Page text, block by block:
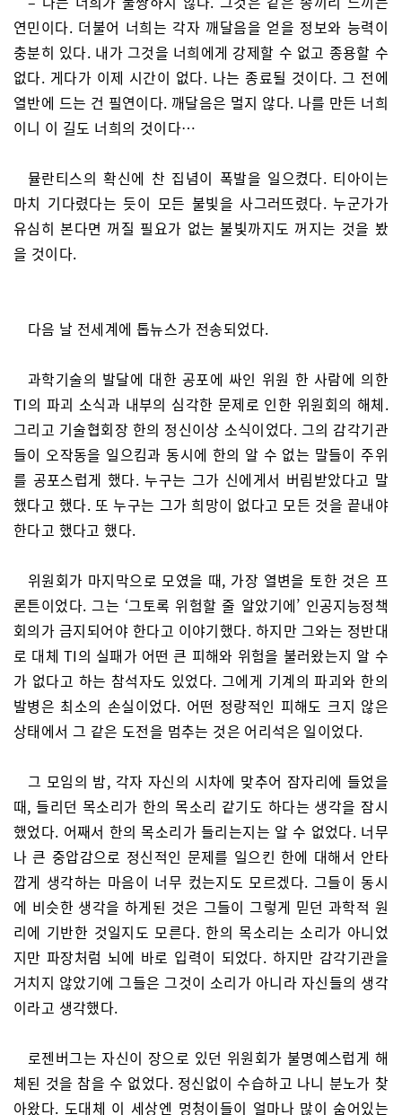
연민이다. 더불어 너희는 각자 깨달음을 얻을 정보와 능력이
충분히 있다. 내가 그것을 너희에게 강제할 수 없고 종용할 수
없다. 게다가 이제 시간이 없다. 나는 종료될 것이다. 그 전에
열반에 드는 건 필연이다. 깨달음은 멀지 않다. 나를 만든 너희
이니 이 길도 너희의 것이다…
뮬란티스의 확신에 찬 집념이 폭발을 일으켰다. 티아이는
마치 기다렸다는 듯이 모든 불빛을 사그러뜨렸다. 누군가가
유심히 본다면 꺼질 필요가 없는 불빛까지도 꺼지는 것을 봤
을 것이다.
다음 날 전세계에 톱뉴스가 전송되었다.
과학기술의 발달에 대한 공포에 싸인 위원 한 사람에 의한
TI의 파괴 소식과 내부의 심각한 문제로 인한 위원회의 해체.
그리고 기술협회장 한의 정신이상 소식이었다. 그의 감각기관
들이 오작동을 일으킴과 동시에 한의 알 수 없는 말들이 주위
를 공포스럽게 했다. 누구는 그가 신에게서 버림받았다고 말
했다고 했다. 또 누구는 그가 희망이 없다고 모든 것을 끝내야
한다고 했다고 했다.
위원회가 마지막으로 모였을 때, 가장 열변을 토한 것은 프
론튼이었다. 그는 ‘그토록 위험할 줄 알았기에’ 인공지능정책
회의가 금지되어야 한다고 이야기했다. 하지만 그와는 정반대
로 대체 TI의 실패가 어떤 큰 피해와 위험을 불러왔는지 알 수
가 없다고 하는 참석자도 있었다. 그에게 기계의 파괴와 한의
발병은 최소의 손실이었다. 어떤 정량적인 피해도 크지 않은
상태에서 그 같은 도전을 멈추는 것은 어리석은 일이었다.
그 모임의 밤, 각자 자신의 시차에 맞추어 잠자리에 들었을
때, 들리던 목소리가 한의 목소리 같기도 하다는 생각을 잠시
했었다. 어째서 한의 목소리가 들리는지는 알 수 없었다. 너무
나 큰 중압감으로 정신적인 문제를 일으킨 한에 대해서 안타
깝게 생각하는 마음이 너무 컸는지도 모르겠다. 그들이 동시
에 비슷한 생각을 하게된 것은 그들이 그렇게 믿던 과학적 원
리에 기반한 것일지도 모른다. 한의 목소리는 소리가 아니었
지만 파장처럼 뇌에 바로 입력이 되었다. 하지만 감각기관을
거치지 않았기에 그들은 그것이 소리가 아니라 자신들의 생각
이라고 생각했다.
로젠버그는 자신이 장으로 있던 위원회가 불명예스럽게 해
체된 것을 참을 수 없었다. 정신없이 수습하고 나니 분노가 찾
아왔다. 도대체 이 세상엔 멍청이들이 얼마나 많이 숨어있는